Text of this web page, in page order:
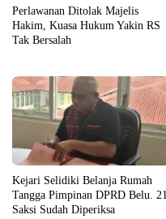
Perlawanan Ditolak Majelis
Hakim, Kuasa Hukum Yakin RS
Tak Bersalah
Kejari Selidiki Belanja Rumah
Tangga Pimpinan DPRD Belu. 21
Saksi Sudah Diperiksa